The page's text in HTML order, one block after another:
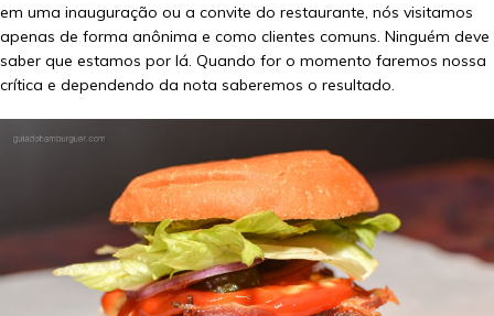
em uma inauguração ou a convite do restaurante, nós visitamos
apenas de forma anônima e como clientes comuns. Ninguém deve
saber que estamos por lá. Quando for o momento faremos nossa
crítica e dependendo da nota saberemos o resultado.